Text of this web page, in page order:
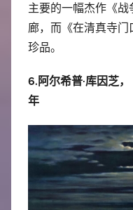
主要的一幅杰作《
廊，而《在清真寺
珍品。
6.阿尔希普·库因芝
年